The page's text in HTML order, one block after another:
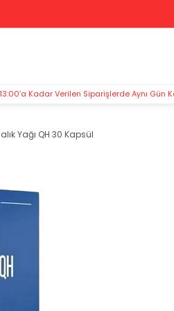
Kadar Verilen Siparişlerde Aynı Gün
Yağı QH 30 Kapsül